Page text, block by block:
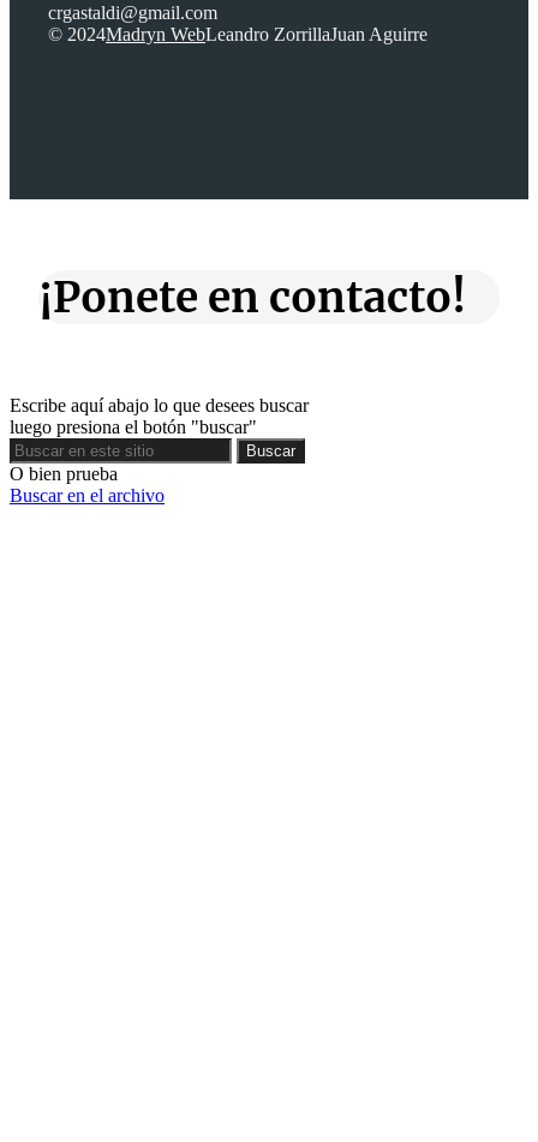
crgastaldi@gmail.com
© 2024Madryn WebLeandro ZorrillaJuan Aguirre
¡Ponete en contacto!
Escribe aquí abajo lo que desees buscar
luego presiona el botón "buscar"
Buscar
Buscar
O bien prueba
Buscar en el archivo